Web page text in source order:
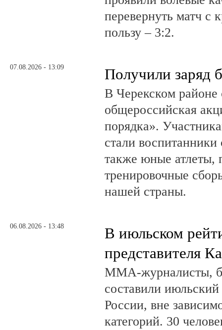
перевернуть матч с
пользу – 3:2.
07.08.2026 - 13:09 Получили заряд
В Черекском районе
общероссийская
порядка».
стали
также юные атлеты,
тренировочные
нашей страны.
06.08.2026 - 13:48
В июльском
представителя
ММА-журналисты,
составили
России, вне
категорий. 30